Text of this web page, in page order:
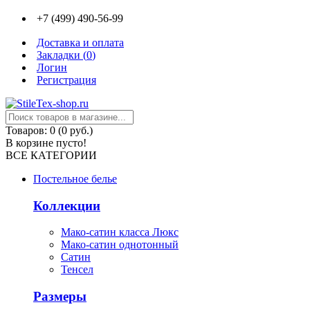
+7 (499) 490-56-99
Доставка и оплата
Закладки (0)
Логин
Регистрация
Товаров: 0 (0 руб.)
В корзине пусто!
ВСЕ КАТЕГОРИИ
Постельное белье
Коллекции
Мако-сатин класса Люкс
Мако-сатин однотонный
Сатин
Тенсел
Размеры